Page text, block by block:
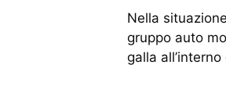
Nella
gruppo auto
galla